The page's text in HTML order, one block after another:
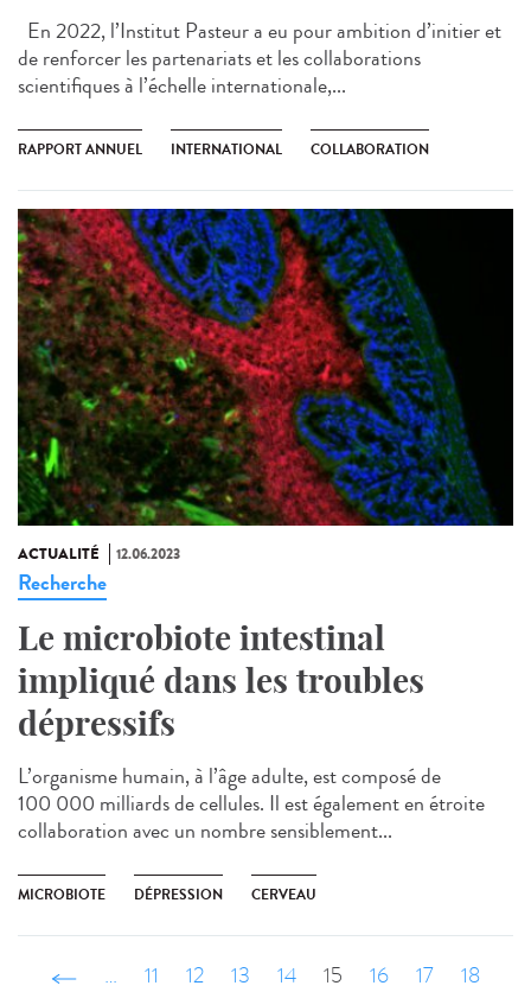
En 2022, l’Institut Pasteur a eu pour ambition d’initier et
de renforcer les partenariats et les collaborations
scientifiques à l’échelle internationale,...
RAPPORT ANNUEL INTERNATIONAL COLLABORATION
ACTUALITÉ 12.06.2023
Recherche
Le microbiote intestinal
impliqué dans les troubles
dépressifs
L’organisme humain, à l’âge adulte, est composé de
100 000 milliards de cellules. Il est également en étroite
collaboration avec un nombre sensiblement...
MICROBIOTE DÉPRESSION CERVEAU
‹ précédent
… 11 12 13 14 15 16 17 18